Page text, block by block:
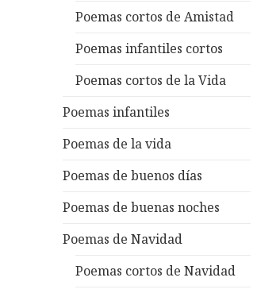
Poemas cortos de Amistad
Poemas infantiles cortos
Poemas cortos de la Vida
Poemas infantiles
Poemas de la vida
Poemas de buenos días
Poemas de buenas noches
Poemas de Navidad
Poemas cortos de Navidad